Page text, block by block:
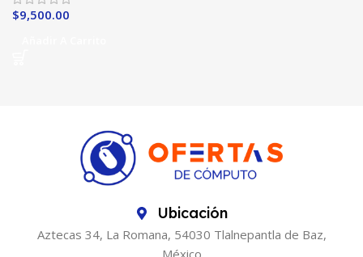
$9,500.00
Ubicación
Aztecas 34, La Romana, 54030 Tlalnepantla de Baz,